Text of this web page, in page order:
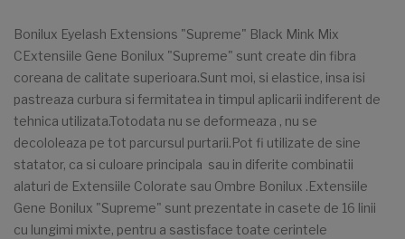
Bonilux Eyelash Extensions "Supreme" Black Mink Mix
CExtensiile Gene Bonilux "Supreme" sunt create din fibra
coreana de calitate superioara.Sunt moi, si elastice, insa isi
pastreaza curbura si fermitatea in timpul aplicarii indiferent de
tehnica utilizata.Totodata nu se deformeaza , nu se
decololeaza pe tot parcursul purtarii.Pot fi utilizate de sine
statator, ca si culoare principala sau in diferite combinatii
alaturi de Extensiile Colorate sau Ombre Bonilux .Extensiile
Gene Bonilux "Supreme" sunt prezentate in casete de 16 linii
cu lungimi mixte, pentru a sastisface toate cerintele